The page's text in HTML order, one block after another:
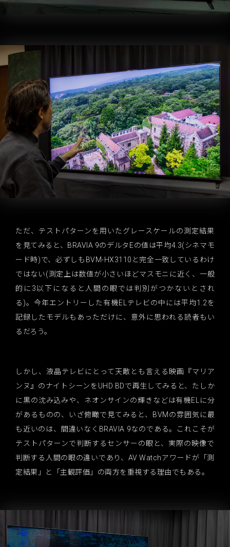
ただ、テストパターンを用いたグレースケールの測定結果
を見てみると、BRAVIA 9のデルタEの値は平均4.3(シネマモ
ード時)で、必ずしもBVM-HX3110と完全一致しているわけ
ではない(測定上は数値が小さいほどマスモニに近く、一般
的に3以下になると人間の眼では判別がつかないとされ
る)。今年エントリーした有機ELテレビの中には平均1.2を
記録したモデルもあっただけに、意外に思われる読者もい
るだろう。
しかし、液晶テレビにとって天敵とも言える映画『マリア
ンヌ』のナイトシーンをUHD BDで再生してみると、たしか
に黒の沈み込みや、ネオンサインの輝きなどは有機ELに分
があるものの、いざ俯瞰で見てみると、BVMの雰囲気に最
も近いのは、間違いなくBRAVIA 9なのである。これこそが
テストパターンで判断するセンサーの眼と、実際の映像で
判断する人間の眼の違いであり、AV Watchアワードが「測
定結果」と「主観評価」の両方を重視する理由でもある。